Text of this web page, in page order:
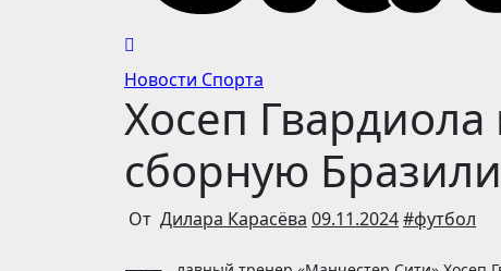
Новости Спорта
Хосеп
сборную
От Дилара Карасёва 09.11.2024#футбол